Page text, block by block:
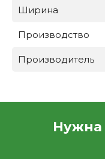
Ширина
Производство
Производитель
Нужна